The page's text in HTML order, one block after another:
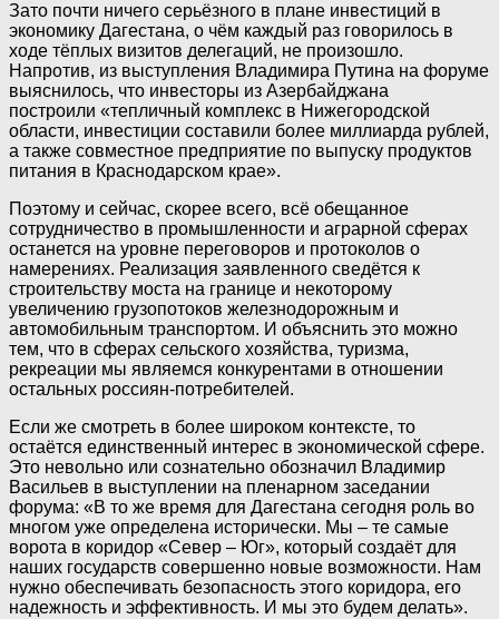
Зато почти ничего серьёзного в плане инвестиций в
экономику Дагестана, о чём каждый раз говорилось в
ходе тёплых визитов делегаций, не произошло.
Напротив, из выступления Владимира Путина на форуме
выяснилось, что инвесторы из Азербайджана
построили «тепличный комплекс в Нижегородской
области, инвестиции составили более миллиарда рублей,
а также совместное предприятие по выпуску продуктов
питания в Краснодарском крае».
Поэтому и сейчас, скорее всего, всё обещанное
сотрудничество в промышленности и аграрной сферах
останется на уровне переговоров и протоколов о
намерениях. Реализация заявленного сведётся к
строительству моста на границе и некоторому
увеличению грузопотоков железнодорожным и
автомобильным транспортом. И объяснить это можно
тем, что в сферах сельского хозяйства, туризма,
рекреации мы являемся конкурентами в отношении
остальных россиян-потребителей.
Если же смотреть в более широком контексте, то
остаётся единственный интерес в экономической сфере.
Это невольно или сознательно обозначил Владимир
Васильев в выступлении на пленарном заседании
форума: «В то же время для Дагестана сегодня роль во
многом уже определена исторически. Мы – те самые
ворота в коридор «Север – Юг», который создаёт для
наших государств совершенно новые возможности. Нам
нужно обеспечивать безопасность этого коридора, его
надежность и эффективность. И мы это будем делать».